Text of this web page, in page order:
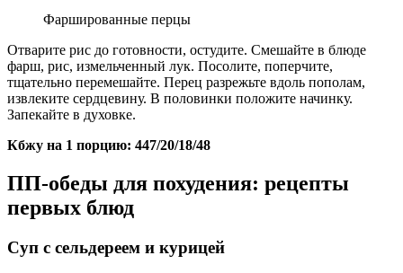
Фаршированные перцы
Отварите рис до готовности, остудите. Смешайте в блюде
фарш, рис, измельченный лук. Посолите, поперчите,
тщательно перемешайте. Перец разрежьте вдоль пополам,
извлеките сердцевину. В половинки положите начинку.
Запекайте в духовке.
Кбжу на 1 порцию: 447/20/18/48
ПП-обеды для похудения: рецепты
первых блюд
Суп с сельдереем и курицей